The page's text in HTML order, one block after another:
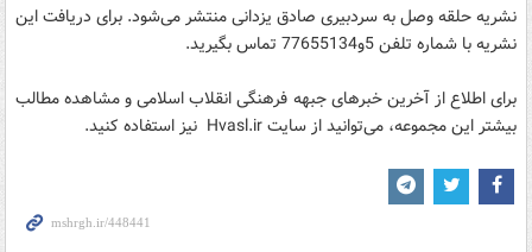
نشریه حلقه وصل به سردبیری صادق یزدانی منتشر می‌شود. برای دریافت این
نشریه با شماره تلفن 5و77655134 تماس بگیرید.
برای اطلاع از آخرین خبرهای جبهه فرهنگی انقلاب اسلامی و مشاهده مطالب
بیشتر این مجموعه، می‌توانید از سایت Hvasl.ir نیز استفاده کنید.